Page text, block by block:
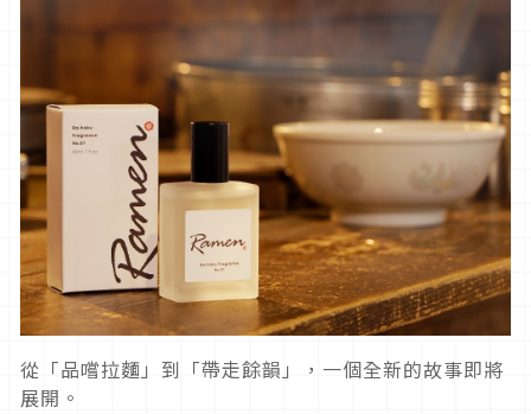
從「品嚐拉麵」到「帶走餘韻」，一個全新的故事即將
展開。